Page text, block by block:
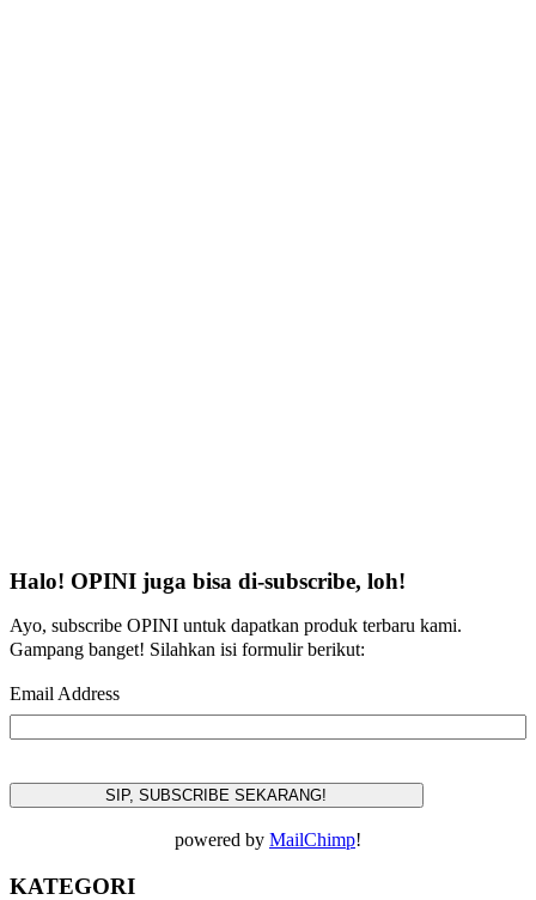
Halo! OPINI juga bisa di-subscribe, loh!
Ayo, subscribe OPINI untuk dapatkan produk terbaru kami.
Gampang banget! Silahkan isi formulir berikut:
Email Address
powered by MailChimp!
KATEGORI